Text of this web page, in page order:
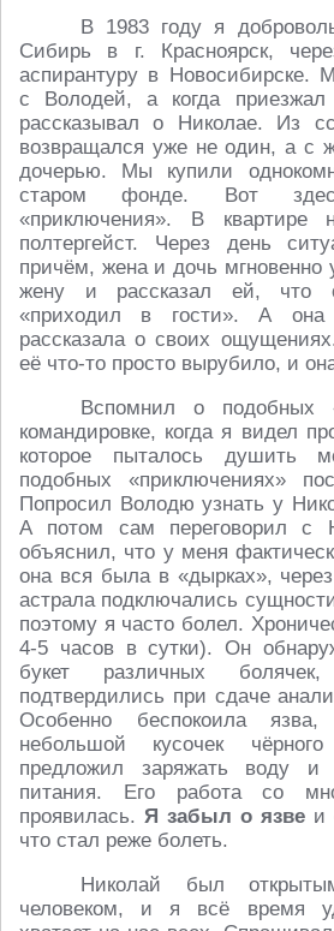
В 1983 году я
Сибирь в г. Красноярск,
аспирантуру в Новосибирске.
с Володей, а когда
рассказывал о Николае. Из
возвращался уже не один, а с
дочерью. Мы купили
старом фонде. Вот
«приключения». В квартире
полтергейст. Через день
причём, жена и дочь мгновенно
жену и рассказал ей, что
«приходил в гости». А
рассказала о своих
её что-то просто вырубило, и
Вспомнил о подобных
командировке, когда я видел
которое пыталось душить
подобных «приключениях»
Попросил Володю узнать у
А потом сам переговорил с
объяснил, что у меня
она вся была в «дырках»,
астрала подключались
поэтому я часто болел.
4-5 часов в сутки). Он
букет различных
подтвердились при сдаче
Особенно беспокоила
небольшой кусочек
предложил заряжать воду и
питания. Его работа со
проявилась. Я забыл о язве и
что стал реже болеть.
Николай был
человеком, и я всё время